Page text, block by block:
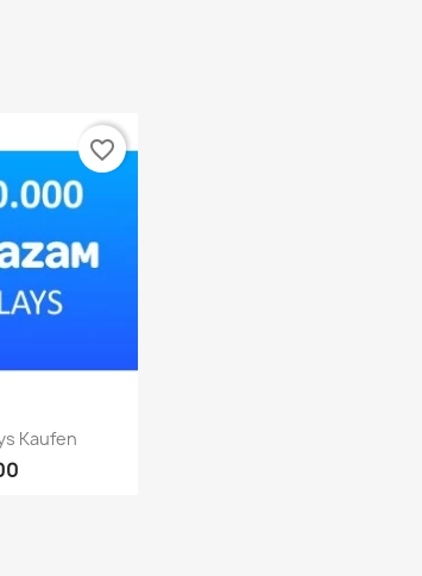
ต่างย่อ
Kaufen
favorite_border